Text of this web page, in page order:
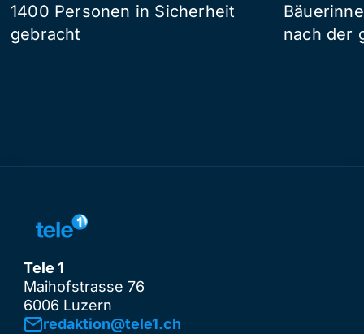
1400 Personen in Sicherheit
gebracht
nach der
Tele 1
Maihofstrasse 76
6006 Luzern
redaktion@tele1.ch